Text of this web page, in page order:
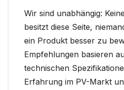
Wir sind unabhängig:
besitzt diese Seite,
ein Produkt besser zu
Empfehlungen basieren
technischen
Erfahrung im PV-Markt